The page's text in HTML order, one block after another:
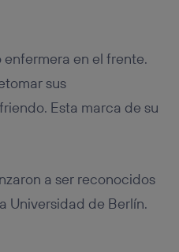
en el frente.
sus
Esta marca de su
a ser reconocidos
Universidad de Berlín.